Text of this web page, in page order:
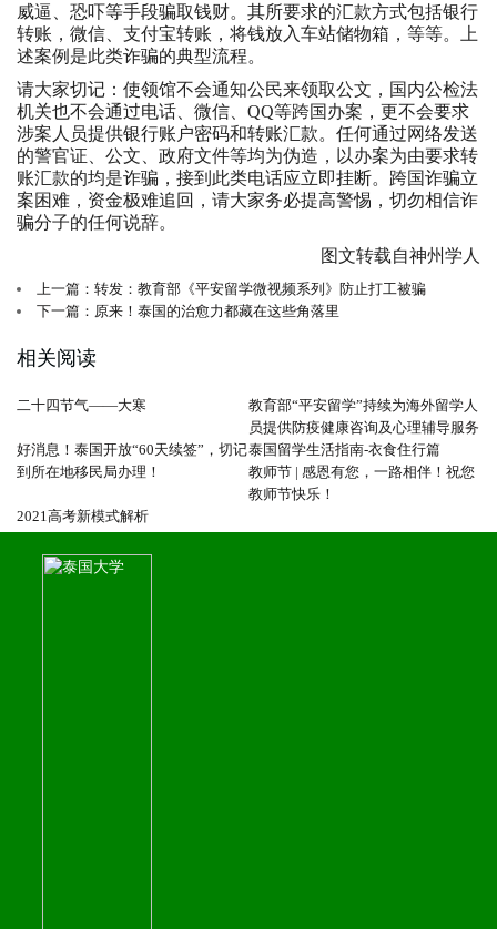
威逼、恐吓等手段骗取钱财。其所要求的汇款方式包括银行
转账，微信、支付宝转账，将钱放入车站储物箱，等等。上
述案例是此类诈骗的典型流程。
请大家切记：使领馆不会通知公民来领取公文，国内公检法
机关也不会通过电话、微信、QQ等跨国办案，更不会要求
涉案人员提供银行账户密码和转账汇款。任何通过网络发送
的警官证、公文、政府文件等均为伪造，以办案为由要求转
账汇款的均是诈骗，接到此类电话应立即挂断。跨国诈骗立
案困难，资金极难追回，请大家务必提高警惕，切勿相信诈
骗分子的任何说辞。
图文转载自神州学人
上一篇：转发：教育部《平安留学微视频系列》防止打工被骗
下一篇：原来！泰国的治愈力都藏在这些角落里
相关阅读
二十四节气——大寒
教育部“平安留学”持续为海外留学人
员提供防疫健康咨询及心理辅导服务
好消息！泰国开放“60天续签”，切记
到所在地移民局办理！
泰国留学生活指南-衣食住行篇
教师节 | 感恩有您，一路相伴！祝您
教师节快乐！
2021高考新模式解析